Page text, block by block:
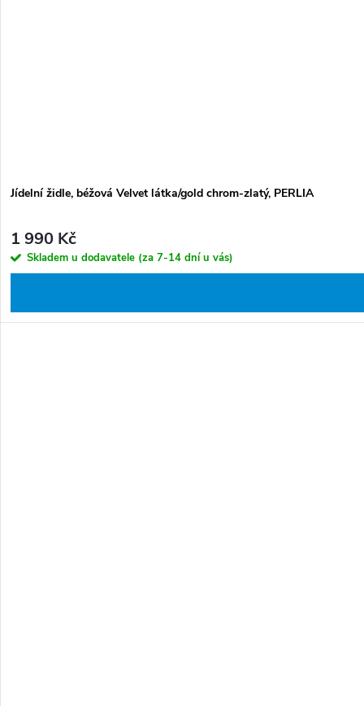
Jídelní židle, béžová Velvet látka/gold chrom-zlatý, PERLIA
1 990 Kč
Skladem u dodavatele (za 7-14 dní u vás)